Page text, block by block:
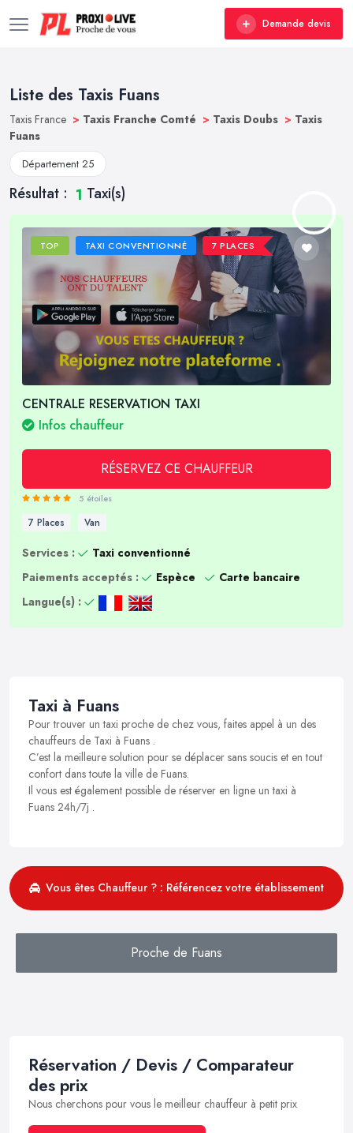
Demande devis
Liste des Taxis Fuans
Taxis France > Taxis Franche Comté > Taxis Doubs > Taxis
Fuans
Département 25
Résultat : 1 Taxi(s)
TOP TAXI CONVENTIONNÉ 7 PLACES
CENTRALE RESERVATION TAXI
Infos chauffeur
RÉSERVEZ CE CHAUFFEUR
5 étoiles
7 Places Van
Services :
Taxi conventionné
Paiements acceptés :
Espèce
Carte bancaire
Langue(s) :
Taxi à Fuans
Pour trouver un taxi proche de chez vous, faites appel à un des
chauffeurs de Taxi à Fuans .
C’est la meilleure solution pour se déplacer sans soucis et en tout
confort dans toute la ville de Fuans.
Il vous est également possible de réserver en ligne un taxi à
Fuans 24h/7j .
Vous êtes Chauffeur ? : Référencez votre établissement
Proche de Fuans
Réservation / Devis / Comparateur
des prix
Nous cherchons pour vous le meilleur chauffeur à petit prix